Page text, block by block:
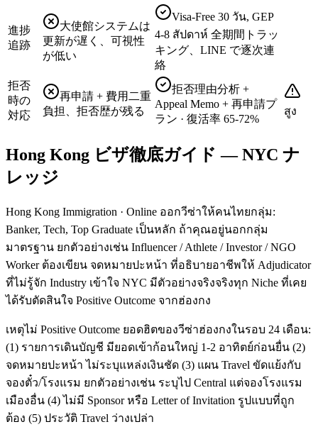
進捗
追跡
大使館システムは
更新が遅く、可視性
が低い
Visa-Free 30 วัน, GEP
4-8 สัปดาห์ 全期間トラッ
キング、LINE で逐次連
絡
拒否
時の
対応
再申請 + 費用二重
負担、拒否歴が残る
拒否理由分析 +
Appeal Memo + 再申請プ
ラン · 復活率 65-72%
สูง
Hong Kong ビザ徹底ガイド — NYC ナ
レッジ
Hong Kong Immigration · Online ออกวีซ่าให้คนไทยกลุ่ม:
Banker, Tech, Top Graduate เป็นหลัก ถ้าคุณอยู่นอกกลุ่ม
มาตรฐาน ยกตัวอย่างเช่น Influencer / Athlete / Investor / NGO
Worker ต้องเขียน จดหมายปะหน้า ที่อธิบายอาชีพให้ Adjudicator
ที่ไม่รู้จัก Industry เข้าใจ NYC มีตัวอย่างจริงจริงทุก Niche ที่เคย
ได้รับตัดสินใจ Positive Outcome จากฮ่องกง
เหตุไม่ Positive Outcome ยอดฮิตของวีซ่าฮ่องกงในรอบ 24 เดือน:
(1) รายการเดินบัญชี มียอดเข้าก้อนใหญ่ 1-2 อาทิตย์ก่อนยื่น (2)
จดหมายปะหน้า ไม่ระบุแหล่งเงินชัด (3) แผน Travel ขัดแย้งกับ
จองตั๋ว/โรงแรม ยกตัวอย่างเช่น ระบุไป Central แต่จองโรงแรม
เมืองอื่น (4) ไม่มี Sponsor หรือ Letter of Invitation รูปแบบที่ถูก
ต้อง (5) ประวัติ Travel ว่างเปล่า